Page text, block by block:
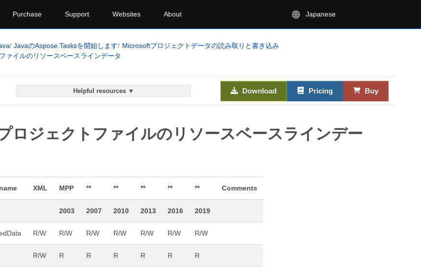
Purchase Support Websites About Japanese
JavaのAspose.Tasksを開始します
Microsoftプロジェクトデータの読み取りと書き込み
ァイルのリソースベースラインデータ
Helpful resources ▼ Download Pricing Buy
ロジェクトファイルのリソースベースラインデー
XML MPP ** ** ** ** ** Comments
2003 2007 2010 2013 2016 2019
R/W R/W R/W R/W R/W R/W R/W
R/W R R R R R R